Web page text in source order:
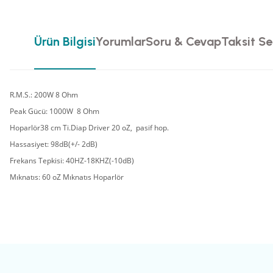
Ürün BilgisiYorumlarSoru & CevapTaksit
R.M.S.: 200W 8 Ohm
Peak Gücü: 1000W 8 Ohm
Hoparlör38 cm Ti.Diap Driver 20 oZ, pasif hop.
Hassasiyet: 98dB(+/- 2dB)
Frekans Tepkisi: 40HZ-18KHZ(-10dB)
Mıknatıs: 60 oZ Mıknatıs Hoparlör